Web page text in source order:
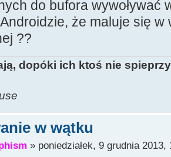
do bufora wywoływać
że maluje się w
??
dopóki ich ktoś nie
w wątku
» poniedziałek, 9 grudnia 2013,